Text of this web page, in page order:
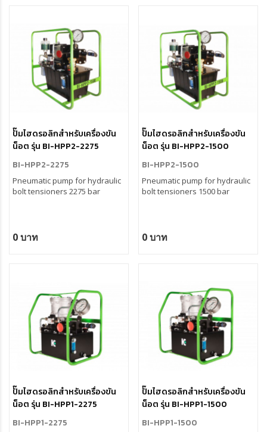
ปั๊มไฮดรอลิกสำหรับเครื่องขัน
น็อต รุ่น BI-HPP2-2275
BI-HPP2-2275
Pneumatic pump for hydraulic
bolt tensioners 2275 bar
0 บาท
ปั๊มไฮดรอลิกสำหรับเครื่องขัน
น็อต รุ่น BI-HPP2-1500
BI-HPP2-1500
Pneumatic pump for hydraulic
bolt tensioners 1500 bar
0 บาท
ปั๊มไฮดรอลิกสำหรับเครื่องขัน
น็อต รุ่น BI-HPP1-2275
BI-HPP1-2275
ปั๊มไฮดรอลิกสำหรับเครื่องขัน
น็อต รุ่น BI-HPP1-1500
BI-HPP1-1500